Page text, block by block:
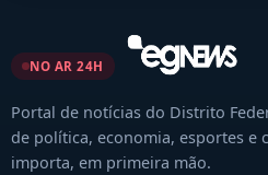
NO AR 24H
Portal de notícias do Distrito
de política, economia, esportes e
importa, em primeira mão.